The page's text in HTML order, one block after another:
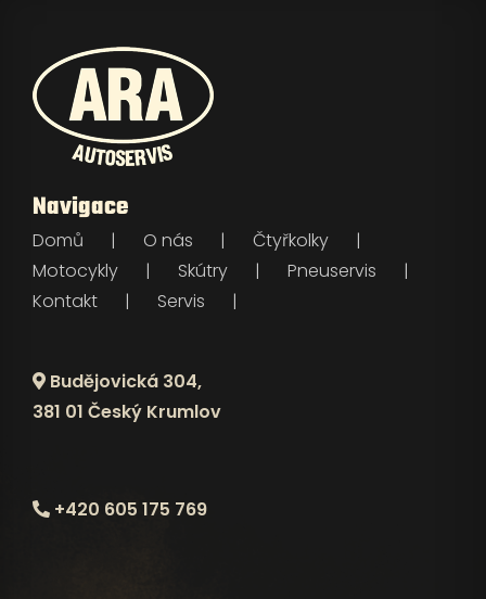
Navigace
Domů O nás
Čtyřkolky
Motocykly
Skútry
Pneuservis
Kontakt
Servis
Budějovická 304,
381 01 Český Krumlov
+420 605 175 769